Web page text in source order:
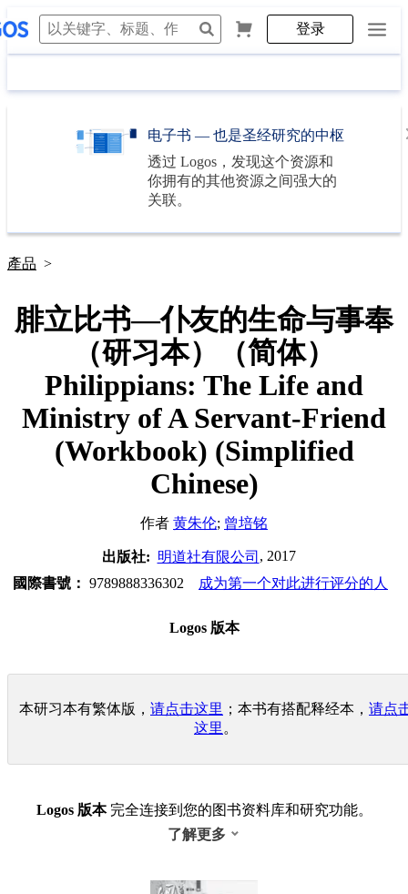
登录
电子书 — 也是圣经研究的中枢
透过 Logos ，发现这个资源和
你拥有的其他资源之间强大的
关联。
產品 >
腓立比书—仆友的生命与事奉
（研习本）（简体）
Philippians: The Life and
Ministry of A Servant-Friend
(Workbook) (Simplified
Chinese)
作者 黄朱伦; 曾培铭
出版社: 明道社有限公司 , 2017
國際書號： 9789888336302 成为第一个对此进行评分的人
Logos 版本
本研习本有繁体版， 请点击这里 ；本书有搭配释经本， 请点
这里 。
Logos 版本完全连接到您的图书资料库和研究功能。
了解更多